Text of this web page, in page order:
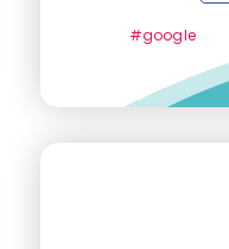
#google